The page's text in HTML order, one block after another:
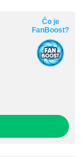
Čo je
FanBoost?